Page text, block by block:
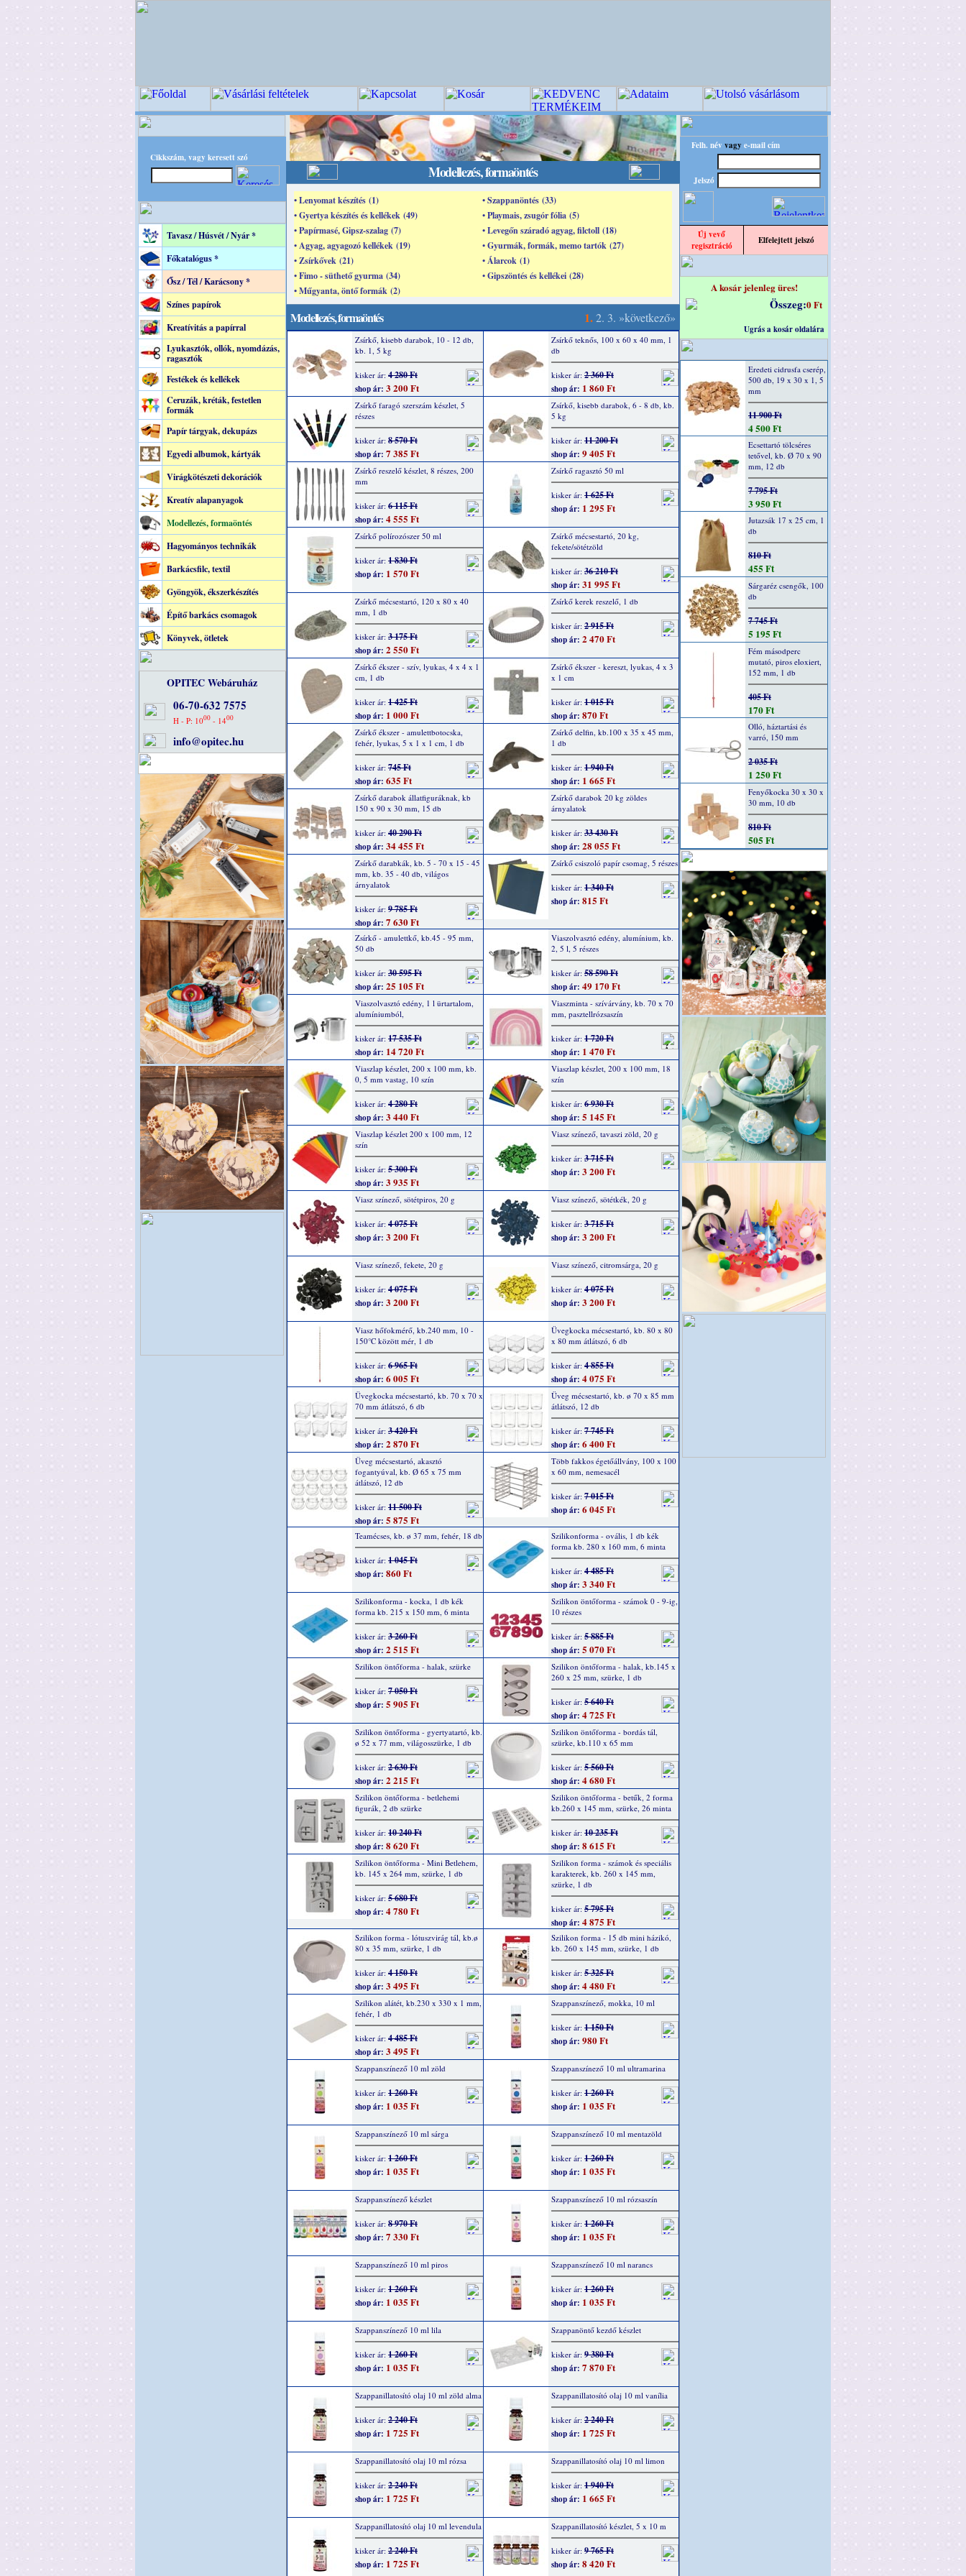
Cikkszám, vagy keresett szó
Tavasz / Húsvét / Nyár *
Főkatalógus *
Ősz / Tél / Karácsony *
Színes papírok
Kreatívitás a papírral
Lyukasztók, ollók, nyomdázás,
ragasztók
Festékek és kellékek
Ceruzák, kréták, festetlen
formák
Papír tárgyak, dekupázs
Egyedi albumok, kártyák
Virágkötészeti dekorációk
Kreatív alapanyagok
Modellezés, formaöntés
Hagyományos technikák
Barkácsfilc, textil
Gyöngyök, ékszerkészítés
Építő barkács csomagok
Könyvek, ötletek
OPITEC Webáruház
06-70-632 7575
H - P: 1000- 1400
info@opitec.hu
Modellezés, formaöntés
• Lenyomat készítés (1)
• Szappanöntés (33)
• Gyertya készítés és kellékek (49)
• Playmais, zsugór fólia (5)
• Papírmasé, Gipsz-szalag (7)
• Levegőn száradó agyag, filctoll (18)
• Agyag, agyagozó kellékek (19)
• Gyurmák, formák, memo tartók (27)
• Zsírkővek (21)
• Álarcok (1)
• Fimo - süthető gyurma (34)
• Gipszöntés és kellékei (28)
• Műgyanta, öntő formák (2)
Modellezés, formaöntés 1.2. 3. »következő»
Zsírkő, kisebb darabok, 10 - 12 db,
kb. 1, 5 kg
kisker ár: 4 280 Ft
shop ár: 3 200 Ft
Zsírkő teknős, 100 x 60 x 40 mm, 1
db
kisker ár: 2 360 Ft
shop ár: 1 860 Ft
Zsírkő faragó szerszám készlet, 5
részes
kisker ár: 8 570 Ft
shop ár: 7 385 Ft
Zsírkő, kisebb darabok, 6 - 8 db, kb.
5 kg
kisker ár: 11 200 Ft
shop ár: 9 405 Ft
Zsírkő reszelő készlet, 8 részes, 200
mm
kisker ár: 6 115 Ft
shop ár: 4 555 Ft
Zsírkő ragasztó 50 ml
kisker ár: 1 625 Ft
shop ár: 1 295 Ft
Zsírkő polírozószer 50 ml
kisker ár: 1 830 Ft
shop ár: 1 570 Ft
Zsírkő mécsestartó, 20 kg,
fekete/sötétzöld
kisker ár: 36 210 Ft
shop ár: 31 995 Ft
Zsírkő mécsestartó, 120 x 80 x 40
mm, 1 db
kisker ár: 3 175 Ft
shop ár: 2 550 Ft
Zsírkő kerek reszelő, 1 db
kisker ár: 2 915 Ft
shop ár: 2 470 Ft
Zsírkő ékszer - szív, lyukas, 4 x 4 x 1
cm, 1 db
kisker ár: 1 425 Ft
shop ár: 1 000 Ft
Zsírkő ékszer - kereszt, lyukas, 4 x 3
x 1 cm
kisker ár: 1 015 Ft
shop ár: 870 Ft
Zsírkő ékszer - amulettbotocska,
fehér, lyukas, 5 x 1 x 1 cm, 1 db
kisker ár: 745 Ft
shop ár: 635 Ft
Zsírkő delfin, kb.100 x 35 x 45 mm,
1 db
kisker ár: 1 940 Ft
shop ár: 1 665 Ft
Zsírkő darabok állatfiguráknak, kb
150 x 90 x 30 mm, 15 db
kisker ár: 40 290 Ft
shop ár: 34 455 Ft
Zsírkő darabok 20 kg zöldes
árnyalatok
kisker ár: 33 430 Ft
shop ár: 28 055 Ft
Zsírkő darabkák, kb. 5 - 70 x 15 - 45
mm, kb. 35 - 40 db, világos
árnyalatok
kisker ár: 9 785 Ft
shop ár: 7 630 Ft
Zsírkő csiszoló papír csomag, 5 részes
kisker ár: 1 340 Ft
shop ár: 815 Ft
Zsírkő - amulettkő, kb.45 - 95 mm,
50 db
kisker ár: 30 595 Ft
shop ár: 25 105 Ft
Viaszolvasztó edény, alumínium, kb.
2, 5 l, 5 részes
kisker ár: 58 590 Ft
shop ár: 49 170 Ft
Viaszolvasztó edény, 1 l ürtartalom,
alumíniumból,
kisker ár: 17 535 Ft
shop ár: 14 720 Ft
Viaszminta - szívárvány, kb. 70 x 70
mm, pasztellrózsaszín
kisker ár: 1 720 Ft
shop ár: 1 470 Ft
Viaszlap készlet, 200 x 100 mm, kb.
0, 5 mm vastag, 10 szín
kisker ár: 4 280 Ft
shop ár: 3 440 Ft
Viaszlap készlet, 200 x 100 mm, 18
szín
kisker ár: 6 930 Ft
shop ár: 5 145 Ft
Viaszlap készlet 200 x 100 mm, 12
szín
kisker ár: 5 300 Ft
shop ár: 3 935 Ft
Viasz színező, tavaszi zöld, 20 g
kisker ár: 3 715 Ft
shop ár: 3 200 Ft
Viasz színező, sötétpiros, 20 g
kisker ár: 4 075 Ft
shop ár: 3 200 Ft
Viasz színező, sötétkék, 20 g
kisker ár: 3 715 Ft
shop ár: 3 200 Ft
Viasz színező, fekete, 20 g
kisker ár: 4 075 Ft
shop ár: 3 200 Ft
Viasz színező, citromsárga, 20 g
kisker ár: 4 075 Ft
shop ár: 3 200 Ft
Viasz hőfokmérő, kb.240 mm, 10 -
150°C között mér, 1 db
kisker ár: 6 965 Ft
shop ár: 6 005 Ft
Üvegkocka mécsestartó, kb. 80 x 80
x 80 mm átlátszó, 6 db
kisker ár: 4 855 Ft
shop ár: 4 075 Ft
Üvegkocka mécsestartó, kb. 70 x 70 x
70 mm átlátszó, 6 db
kisker ár: 3 420 Ft
shop ár: 2 870 Ft
Üveg mécsestartó, kb. ø 70 x 85 mm
átlátszó, 12 db
kisker ár: 7 745 Ft
shop ár: 6 400 Ft
Üveg mécsestartó, akasztó
fogantyúval, kb. Ø 65 x 75 mm
átlátszó, 12 db
kisker ár: 11 500 Ft
shop ár: 5 875 Ft
Több fakkos égetőállvány, 100 x 100
x 60 mm, nemesacél
kisker ár: 7 015 Ft
shop ár: 6 045 Ft
Teamécses, kb. ø 37 mm, fehér, 18 db
kisker ár: 1 045 Ft
shop ár: 860 Ft
Szilikonforma - ovális, 1 db kék
forma kb. 280 x 160 mm, 6 minta
kisker ár: 4 485 Ft
shop ár: 3 340 Ft
Szilikonforma - kocka, 1 db kék
forma kb. 215 x 150 mm, 6 minta
kisker ár: 3 260 Ft
shop ár: 2 515 Ft
Szilikon öntőforma - számok 0 - 9-ig,
10 részes
kisker ár: 5 885 Ft
shop ár: 5 070 Ft
Szilikon öntőforma - halak, szürke
kisker ár: 7 050 Ft
shop ár: 5 905 Ft
Szilikon öntőforma - halak, kb.145 x
260 x 25 mm, szürke, 1 db
kisker ár: 5 640 Ft
shop ár: 4 725 Ft
Szilikon öntőforma - gyertyatartó, kb.
ø 52 x 77 mm, világosszürke, 1 db
kisker ár: 2 630 Ft
shop ár: 2 215 Ft
Szilikon öntőforma - bordás tál,
szürke, kb.110 x 65 mm
kisker ár: 5 560 Ft
shop ár: 4 680 Ft
Szilikon öntőforma - betlehemi
figurák, 2 db szürke
kisker ár: 10 240 Ft
shop ár: 8 620 Ft
Szilikon öntőforma - betűk, 2 forma
kb.260 x 145 mm, szürke, 26 minta
kisker ár: 10 235 Ft
shop ár: 8 615 Ft
Szilikon öntőforma - Mini Betlehem,
kb. 145 x 264 mm, szürke, 1 db
kisker ár: 5 680 Ft
shop ár: 4 780 Ft
Szilikon forma - számok és speciális
karakterek, kb. 260 x 145 mm,
szürke, 1 db
kisker ár: 5 795 Ft
shop ár: 4 875 Ft
Szilikon forma - lótuszvirág tál, kb.ø
80 x 35 mm, szürke, 1 db
kisker ár: 4 150 Ft
shop ár: 3 495 Ft
Szilikon forma - 15 db mini házikó,
kb. 260 x 145 mm, szürke, 1 db
kisker ár: 5 325 Ft
shop ár: 4 480 Ft
Szilikon alátét, kb.230 x 330 x 1 mm,
fehér, 1 db
kisker ár: 4 485 Ft
shop ár: 3 495 Ft
Szappanszínező, mokka, 10 ml
kisker ár: 1 150 Ft
shop ár: 980 Ft
Szappanszínező 10 ml zöld
kisker ár: 1 260 Ft
shop ár: 1 035 Ft
Szappanszínező 10 ml ultramarina
kisker ár: 1 260 Ft
shop ár: 1 035 Ft
Szappanszínező 10 ml sárga
kisker ár: 1 260 Ft
shop ár: 1 035 Ft
Szappanszínező 10 ml mentazöld
kisker ár: 1 260 Ft
shop ár: 1 035 Ft
Szappanszínező készlet
kisker ár: 8 970 Ft
shop ár: 7 330 Ft
Szappanszínező 10 ml rózsaszín
kisker ár: 1 260 Ft
shop ár: 1 035 Ft
Szappanszínező 10 ml piros
kisker ár: 1 260 Ft
shop ár: 1 035 Ft
Szappanszínező 10 ml narancs
kisker ár: 1 260 Ft
shop ár: 1 035 Ft
Szappanszínező 10 ml lila
kisker ár: 1 260 Ft
shop ár: 1 035 Ft
Szappanöntő kezdő készlet
kisker ár: 9 380 Ft
shop ár: 7 870 Ft
Szappanillatosító olaj 10 ml zöld alma
kisker ár: 2 240 Ft
shop ár: 1 725 Ft
Szappanillatosító olaj 10 ml vanília
kisker ár: 2 240 Ft
shop ár: 1 725 Ft
Szappanillatosító olaj 10 ml rózsa
kisker ár: 2 240 Ft
shop ár: 1 725 Ft
Szappanillatosító olaj 10 ml limon
kisker ár: 1 940 Ft
shop ár: 1 665 Ft
Szappanillatosító olaj 10 ml levendula
kisker ár: 2 240 Ft
shop ár: 1 725 Ft
Szappanillatosító készlet, 5 x 10 m
kisker ár: 9 765 Ft
shop ár: 8 420 Ft
Felh. név vagy e-mail cím
Jelszó
Új vevő
regisztráció
Elfelejtett jelszó
A kosár jelenleg üres!
Összeg:0 Ft
Ugrás a kosár oldalára
Eredeti cidrusfa cserép,
500 db, 19 x 30 x 1, 5
mm
11 900 Ft
4 500 Ft
Ecsettartó tölcséres
tetővel, kb. Ø 70 x 90
mm, 12 db
7 795 Ft
3 950 Ft
Jutazsák 17 x 25 cm, 1
db
810 Ft
455 Ft
Sárgaréz csengők, 100
db
7 745 Ft
5 195 Ft
Fém másodperc
mutató, piros eloxiert,
152 mm, 1 db
405 Ft
170 Ft
Olló, háztartási és
varró, 150 mm
2 035 Ft
1 250 Ft
Fenyőkocka 30 x 30 x
30 mm, 10 db
810 Ft
505 Ft